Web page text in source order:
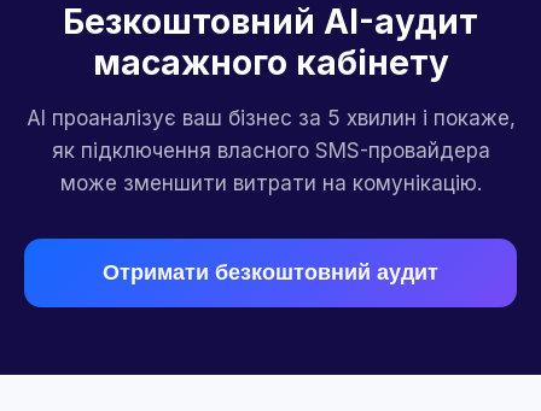
Безкоштовний AI-аудит
масажного кабінету
AI проаналізує ваш бізнес за 5 хвилин і покаже,
як підключення власного SMS-провайдера
може зменшити витрати на комунікацію.
Отримати безкоштовний аудит